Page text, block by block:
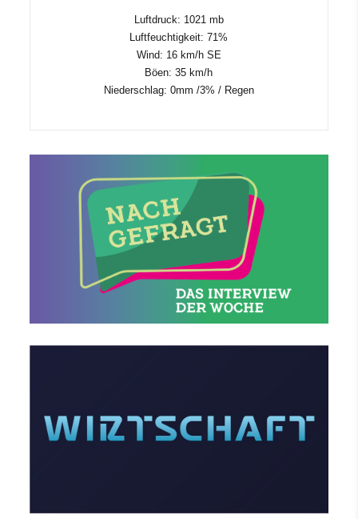
Luftdruck: 1021 mb
Luftfeuchtigkeit: 71%
Wind: 16 km/h SE
Böen: 35 km/h
Niederschlag: 0mm /3% / Regen